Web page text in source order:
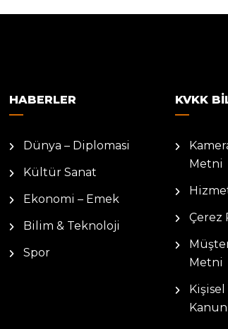
HABERLER
Dünya – Diplomasi
Kültür Sanat
Ekonomi – Emek
Bilim & Teknoloji
Spor
KVKK
Metni
Çerez
Metni